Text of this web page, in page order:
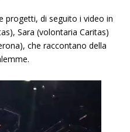
progetti, di seguito i video in
Sara (volontaria Caritas)
che raccontano della